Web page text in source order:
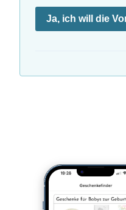
Ja, ich will die